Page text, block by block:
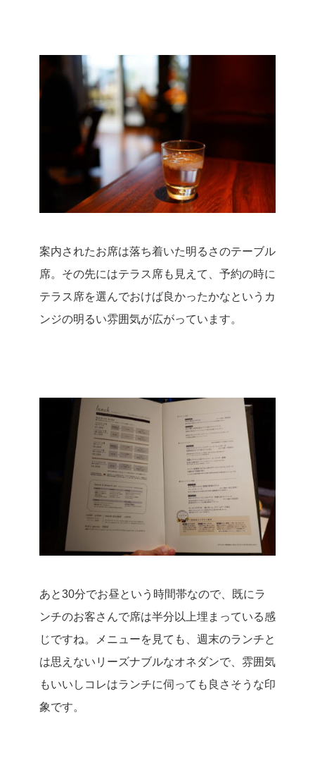
案内されたお席は落ち着いた明るさのテーブル
席。 その先にはテラス席も見えて、予約の時に
テラス席を選んでおけば良かったかなというカ
ンジの明るい雰囲気が広がっています。
あと30分でお昼という時間帯なので、既にラ
ンチのお客さんで席は半分以上埋まっている感
じですね。
メニューを見ても、週末のランチと
は思えないリーズナブルなオネダンで、雰囲気
もいいしコレはランチに伺っても良さそうな印
象です。